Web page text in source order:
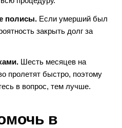
полисы. Если умерший был
закрыть долг за
Шесть месяцев на
пролетят быстро, поэтому
в вопрос, тем лучше.
в